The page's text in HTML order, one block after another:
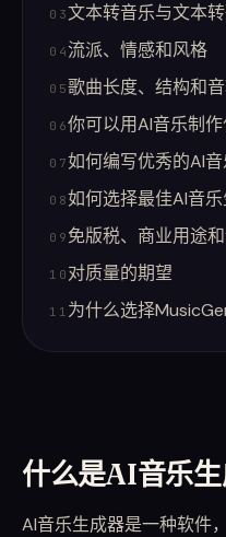
03文本转音乐与文本
04流派、情感和风格
05歌曲长度、结构和
06你可以用AI音乐制作
07如何编写优秀的AI
08如何选择最佳AI音
09 免版税、商业用途
10 对质量的期望
11 为什么选择
什么是AI音乐生
AI音乐生成器是一种软件